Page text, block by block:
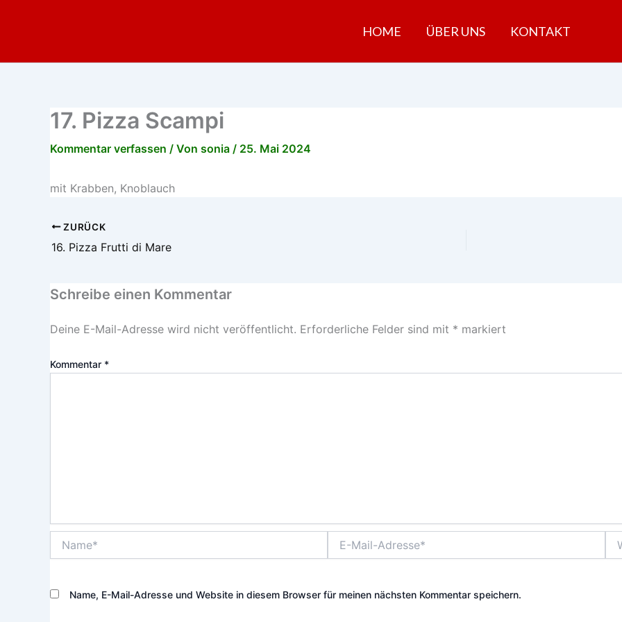
HOME ÜBER UNS KONTAKT
17. Pizza Scampi
Kommentar verfassen / Von sonia / 25. Mai 2024
mit Krabben, Knoblauch
ZURÜCK
16. Pizza Frutti di Mare
Schreibe einen Kommentar
Deine E-Mail-Adresse wird nicht veröffentlicht. Erforderliche Felder sind mit * markiert
Kommentar *
Mail-
Name, E-Mail-Adresse und Website in diesem Browser für meinen nächsten Kommentar speichern.